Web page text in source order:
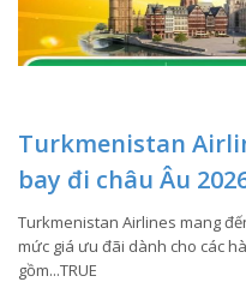
Turkmenistan
bay đi châu Âu
Turkmenistan Airlines mang
mức giá ưu đãi dành cho các
gồm...TRUE